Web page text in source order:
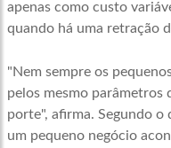
apenas como custo
quando há uma retração
"Nem sempre os
pelos mesmo parâmetros
porte", afirma. Segundo o
um pequeno negócio